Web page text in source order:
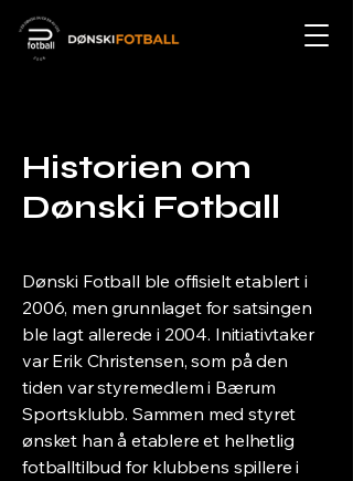
Historien om
Dønski Fotball
Dønski Fotball ble offisielt etablert i
2006, men grunnlaget for satsingen
ble lagt allerede i 2004. Initiativtaker
var Erik Christensen, som på den
tiden var styremedlem i Bærum
Sportsklubb. Sammen med styret
ønsket han å etablere et helhetlig
fotballtilbud for klubbens spillere i